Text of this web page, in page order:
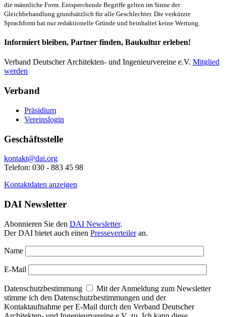
die männliche Form. Entsprechende Begriffe gelten im Sinne der
Gleichbehandlung grundsätzlich für alle Geschlechter. Die verkürzte
Sprachform hat nur redaktionelle Gründe und beinhaltet keine Wertung.
Informiert bleiben, Partner finden, Baukultur erleben!
Verband Deutscher Architekten- und Ingenieurvereine e.V. Mitglied
werden
Verband
Präsidium
Vereinslogin
Geschäftsstelle
kontakt@dai.org
Telefon: 030 - 883 45 98
Kontaktdaten anzeigen
DAI Newsletter
Abonnieren Sie den DAI Newsletter.
Der DAI bietet auch einen Presseverteileran.
Name
E-Mail
Datenschutzbestimmung
Mit der Anmeldung zum Newsletter
stimme ich den Datenschutzbestimmungen und der
Kontaktaufnahme per E-Mail durch den Verband Deutscher